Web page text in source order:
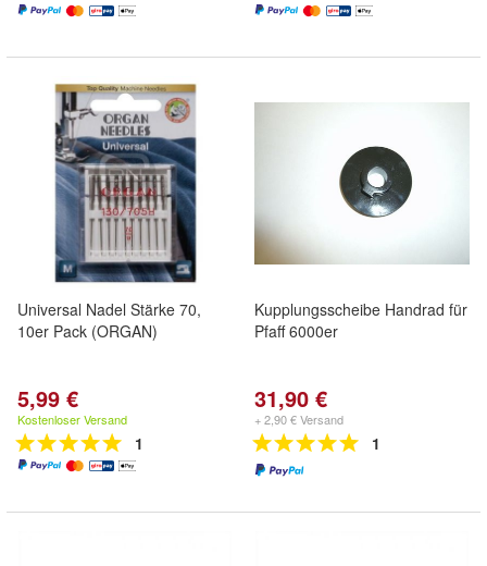
Universal Nadel Stärke 70,
10er Pack (ORGAN)
5,99 €
Kostenloser Versand
1
Kupplungsscheibe Handrad für
Pfaff 6000er
31,90 €
+ 2,90 € Versand
1